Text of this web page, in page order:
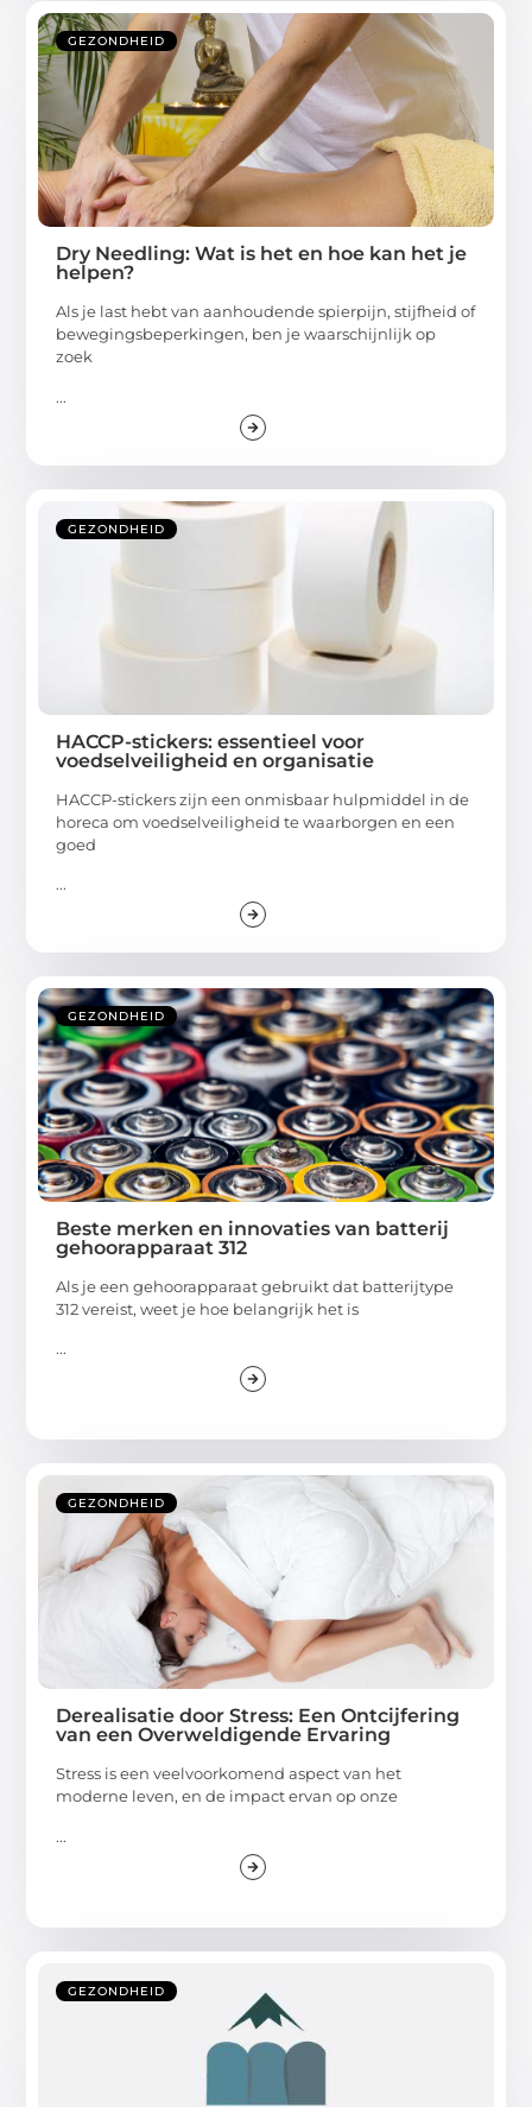
GEZONDHEID
Dry Needling: Wat is het en hoe kan het je
helpen?
Als je last hebt van aanhoudende spierpijn, stijfheid of
bewegingsbeperkingen, ben je waarschijnlijk op
zoek
...
GEZONDHEID
HACCP-stickers: essentieel voor
voedselveiligheid en organisatie
HACCP-stickers zijn een onmisbaar hulpmiddel in de
horeca om voedselveiligheid te waarborgen en een
goed
...
GEZONDHEID
Beste merken en innovaties van batterij
gehoorapparaat 312
Als je een gehoorapparaat gebruikt dat batterijtype
312 vereist, weet je hoe belangrijk het is
...
GEZONDHEID
Derealisatie door Stress: Een Ontcijfering
van een Overweldigende Ervaring
Stress is een veelvoorkomend aspect van het
moderne leven, en de impact ervan op onze
...
GEZONDHEID